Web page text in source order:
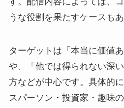
うな役割を果たすケースもあ
ターゲットは「本当に価値
や、「他では得られない深
方などが中心です。具体的
スパーソン・投資家・趣味